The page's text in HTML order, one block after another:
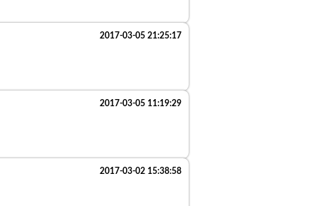
2017-03-05 21:25:17
2017-03-05 11:19:29
2017-03-02 15:38:58